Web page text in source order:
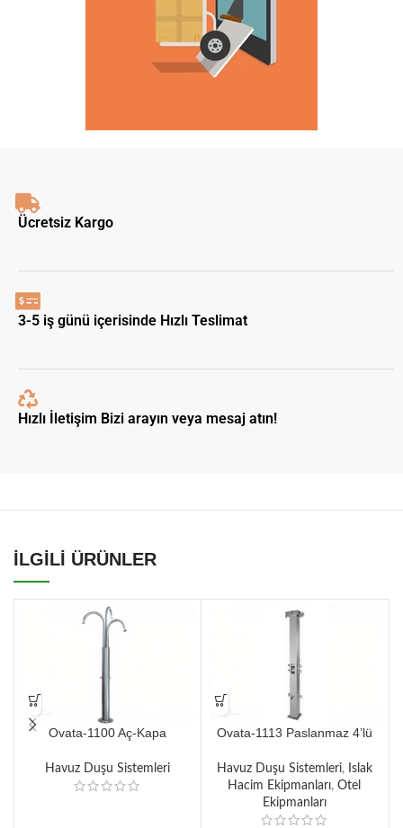
Ücretsiz Kargo
3-5 iş günü içerisinde Hızlı Teslimat
Hızlı İletişim Bizi arayın veya mesaj atın!
İLGİLİ ÜRÜNLER
Ovata-1100 Aç-Kapa
Kulesi
Havuz Duşu Sistemleri
Ovata-1113 Paslanmaz 4’lü
Yıkamalı Havuz/Sahil Duş
Kulesi
Havuz Duşu Sistemleri, Islak
Hacim Ekipmanları,Otel
Ekipmanları